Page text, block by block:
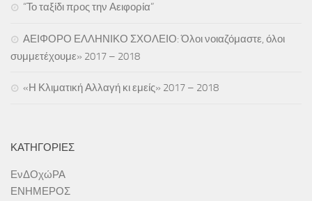
“Το ταξίδι προς την Αειφορία”
ΑΕΙΦΟΡΟ ΕΛΛΗΝΙΚΟ ΣΧΟΛΕΙΟ: Όλοι νοιαζόμαστε, όλοι
συμμετέχουμε» 2017 – 2018
«Η Κλιματική Αλλαγή κι εμείς» 2017 – 2018
ΚΑΤΗΓΟΡΊΕΣ
ΕνΔΟχώΡΑ
ΕΝΗΜΕΡΟΣ